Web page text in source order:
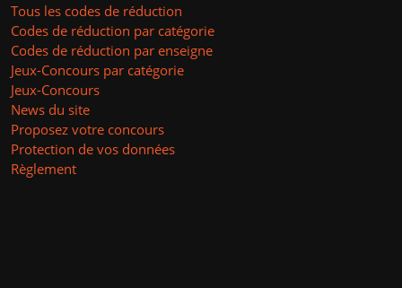
Tous les codes de réduction
Codes de réduction par catégorie
Codes de réduction par enseigne
Jeux-Concours par catégorie
Jeux-Concours
News du site
Proposez votre concours
Protection de vos données
Règlement